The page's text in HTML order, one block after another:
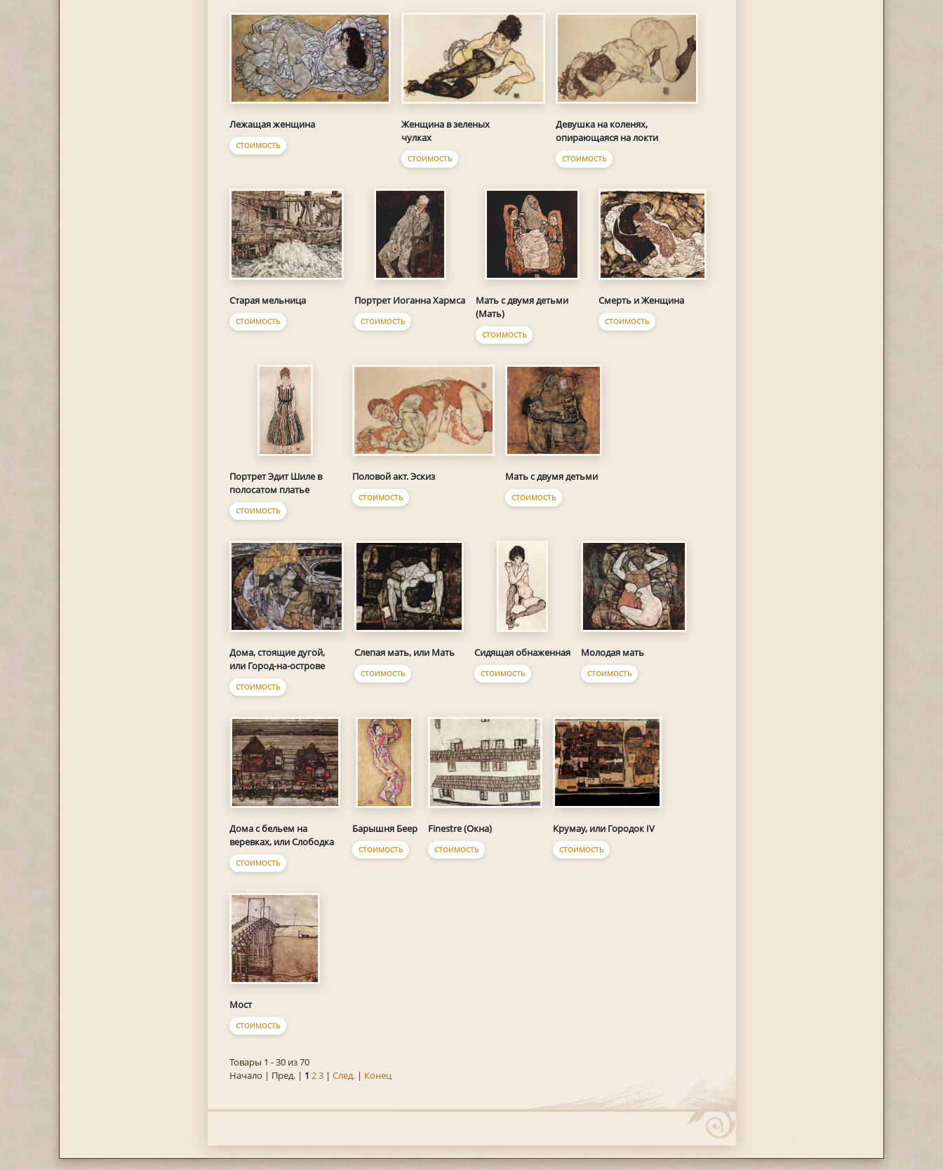
Лежащая женщина
СТОИМОСТЬ
Женщина в зеленых
чулках
СТОИМОСТЬ
Девушка на коленях,
опирающаяся на локти
СТОИМОСТЬ
Старая мельница
СТОИМОСТЬ
Портрет Иоганна Хармса
СТОИМОСТЬ
Мать с двумя детьми
(Мать)
СТОИМОСТЬ
Смерть и Женщина
СТОИМОСТЬ
Портрет Эдит Шиле в
полосатом платье
СТОИМОСТЬ
Половой акт. Эскиз
СТОИМОСТЬ
Мать с двумя детьми
СТОИМОСТЬ
Дома, стоящие дугой,
или Город-на-острове
СТОИМОСТЬ
Слепая мать, или Мать
СТОИМОСТЬ
Сидящая обнаженная
СТОИМОСТЬ
Молодая мать
СТОИМОСТЬ
Дома с бельем на
веревках, или Слободка
СТОИМОСТЬ
Барышня Беер
СТОИМОСТЬ
Finestre (Окна)
СТОИМОСТЬ
Крумау, или Городок IV
СТОИМОСТЬ
Мост
СТОИМОСТЬ
Товары 1 - 30 из 70
Начало | Пред. | 1 23| След.| Конец